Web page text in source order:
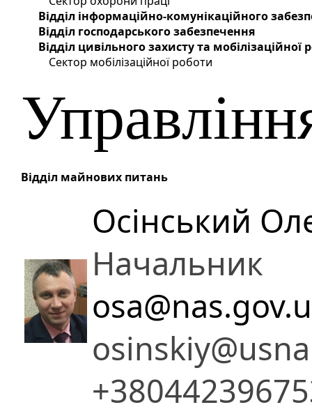
Відділ інформаційно-комунікаційного
Відділ господарського забезпечення
Відділ цивільного захисту та
Сектор мобілізаційної роботи
Відділ майнових питань
Осінський
Начальник